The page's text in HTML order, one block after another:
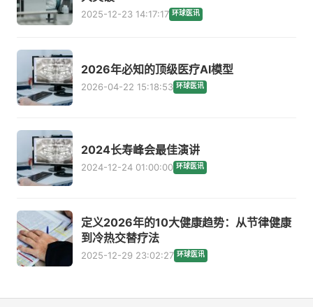
2025-12-23 14:17:17 环球医讯
2026年必知的顶级医疗AI模型
2026-04-22 15:18:53 环球医讯
2024长寿峰会最佳演讲
2024-12-24 01:00:00 环球医讯
定义2026年的10大健康趋势：从节律健康
到冷热交替疗法
2025-12-29 23:02:27 环球医讯